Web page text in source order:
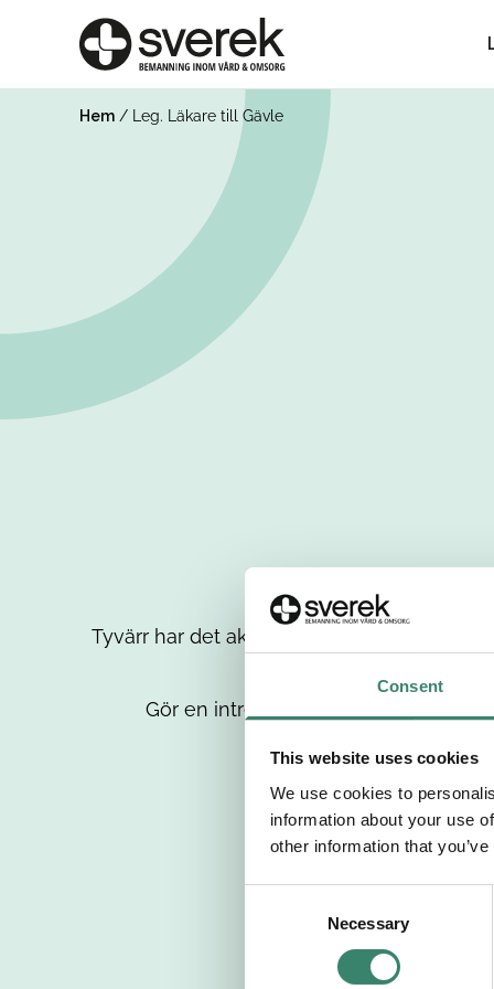
Consent
This website uses cookies
We use cookies to
information about your use
other information that
Necessary
Hem / Leg. Läkare till Gävle
Tyvärr har det aktuella jobbet tagits bort
Gör en intresseanmälan så